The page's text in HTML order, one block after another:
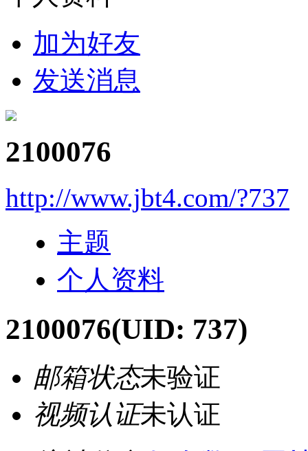
加为好友
发送消息
2100076
http://www.jbt4.com/?737
主题
个人资料
2100076(UID: 737)
邮箱状态未验证
视频认证未认证